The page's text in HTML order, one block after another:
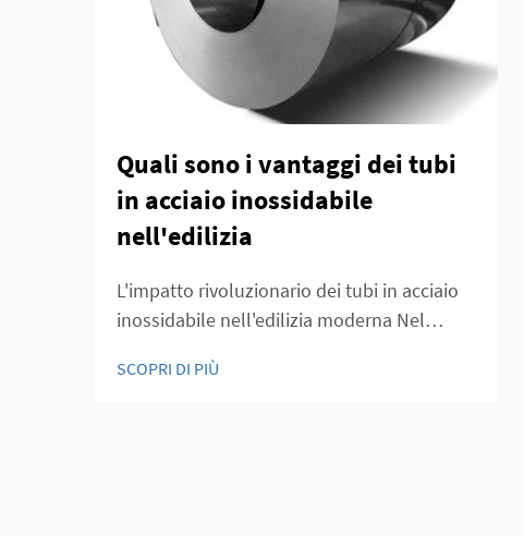
Quali sono i vantaggi dei tubi
in acciaio inossidabile
nell'edilizia
L'impatto rivoluzionario dei tubi in acciaio
inossidabile nell'edilizia moderna Nel
costruzione e dell'architettura, i tubi in
SCOPRI DI PIÙ